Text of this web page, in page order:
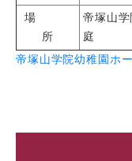
場
所
帝塚山
庭
帝塚山学院幼稚園ホ